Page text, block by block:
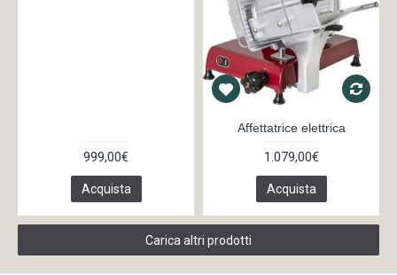
999,00€
Acquista
Affettatrice elettrica
1.079,00€
Acquista
Carica altri prodotti